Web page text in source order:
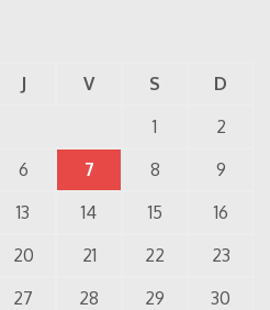
J V S
D
1
2
6 7 8
9
13 14 15
16
20 21 22
23
27 28 29
30